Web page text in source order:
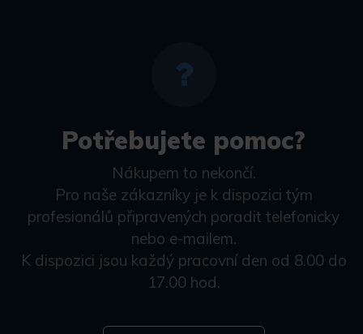
Potřebujete pomoc?
Nákupem to nekončí.
Pro naše zákazníky je k dispozici tým
profesionálů připravených poradit telefonicky
nebo e-mailem.
K dispozici jsou každý pracovní den od 8.00 do
17.00 hod.